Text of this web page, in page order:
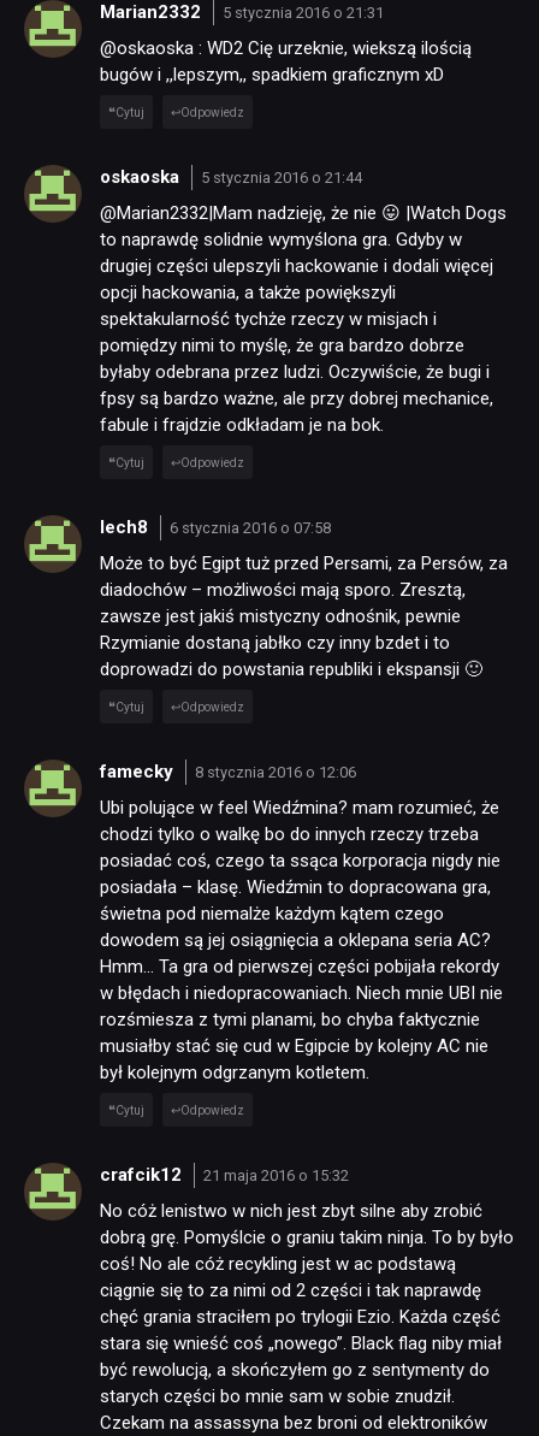
Marian2332 5 stycznia 2016 o 21:31
@oskaoska : WD2 Cię urzeknie, wiekszą ilością
bugów i ,,lepszym,, spadkiem graficznym xD
Cytuj Odpowiedz
oskaoska 5 stycznia 2016 o 21:44
@Marian2332|Mam nadzieję, że nie 😛 |Watch Dogs
to naprawdę solidnie wymyślona gra. Gdyby w
drugiej części ulepszyli hackowanie i dodali więcej
opcji hackowania, a także powiększyli
spektakularność tychże rzeczy w misjach i
pomiędzy nimi to myślę, że gra bardzo dobrze
byłaby odebrana przez ludzi. Oczywiście, że bugi i
fpsy są bardzo ważne, ale przy dobrej mechanice,
fabule i frajdzie odkładam je na bok.
Cytuj Odpowiedz
lech8 6 stycznia 2016 o 07:58
Może to być Egipt tuż przed Persami, za Persów, za
diadochów – możliwości mają sporo. Zresztą,
zawsze jest jakiś mistyczny odnośnik, pewnie
Rzymianie dostaną jabłko czy inny bzdet i to
doprowadzi do powstania republiki i ekspansji 🙂
Cytuj Odpowiedz
famecky 8 stycznia 2016 o 12:06
Ubi polujące w feel Wiedźmina? mam rozumieć, że
chodzi tylko o walkę bo do innych rzeczy trzeba
posiadać coś, czego ta ssąca korporacja nigdy nie
posiadała – klasę. Wiedźmin to dopracowana gra,
świetna pod niemalże każdym kątem czego
dowodem są jej osiągnięcia a oklepana seria AC?
Hmm… Ta gra od pierwszej części pobijała rekordy
w błędach i niedopracowaniach. Niech mnie UBI nie
rozśmiesza z tymi planami, bo chyba faktycznie
musiałby stać się cud w Egipcie by kolejny AC nie
był kolejnym odgrzanym kotletem.
Cytuj Odpowiedz
crafcik12 21 maja 2016 o 15:32
No cóż lenistwo w nich jest zbyt silne aby zrobić
dobrą grę. Pomyślcie o graniu takim ninja. To by było
coś! No ale cóż recykling jest w ac podstawą
ciągnie się to za nimi od 2 części i tak naprawdę
chęć grania straciłem po trylogii Ezio. Każda część
stara się wnieść coś „nowego”. Black flag niby miał
być rewolucją, a skończyłem go z sentymenty do
starych części bo mnie sam w sobie znudził.
Czekam na assassyna bez broni od elektroników